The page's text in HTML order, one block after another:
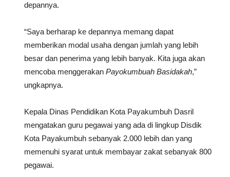
depannya.
“Saya berharap ke depannya memang dapat
memberikan modal usaha dengan jumlah yang lebih
besar dan penerima yang lebih banyak. Kita juga akan
mencoba menggerakanPayokumbuah Basidakah,”
ungkapnya.
Kepala Dinas Pendidikan Kota Payakumbuh Dasril
mengatakan guru pegawai yang ada di lingkup Disdik
Kota Payakumbuh sebanyak 2.000 lebih dan yang
memenuhi syarat untuk membayar zakat sebanyak 800
pegawai.